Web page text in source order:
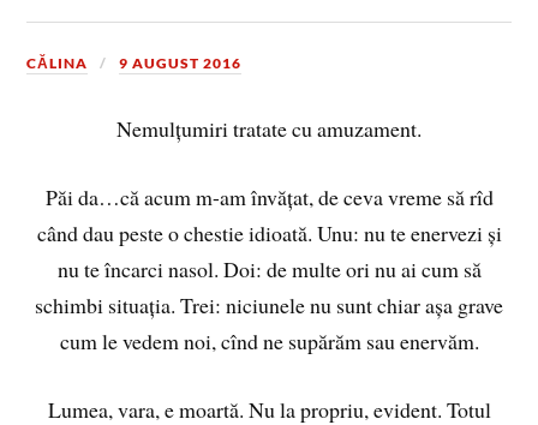
CĂLINA 9 AUGUST 2016
Nemulțumiri tratate cu amuzament.
Păi da…că acum m-am învățat, de ceva vreme să rîd
când dau peste o chestie idioată. Unu: nu te enervezi și
nu te încarci nasol. Doi: de multe ori nu ai cum să
schimbi situația. Trei: niciunele nu sunt chiar așa grave
cum le vedem noi, cînd ne supărăm sau enervăm.
Lumea, vara, e moartă. Nu la propriu, evident. Totul